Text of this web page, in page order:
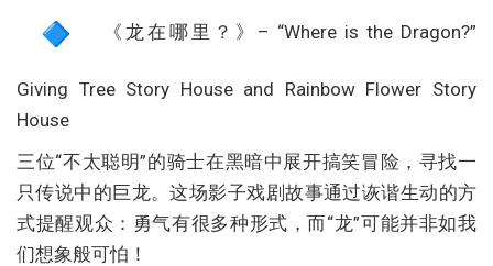
《龙在哪里？》– “Where is the Dragon?”
Giving Tree Story House and Rainbow Flower Story
House
三位“不太聪明”的骑士在黑暗中展开搞笑冒险，寻找一
只传说中的巨龙。这场影子戏剧故事通过诙谐生动的方
式提醒观众：勇气有很多种形式，而“龙”可能并非如我
们想象般可怕！